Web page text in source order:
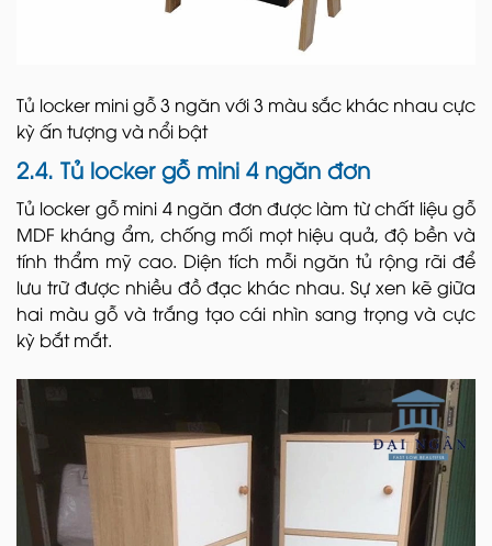
Tủ locker mini gỗ 3 ngăn với 3 màu sắc khác nhau cực
kỳ ấn tượng và nổi bật
2.4. Tủ locker gỗ mini 4 ngăn đơn
Tủ locker gỗ mini 4 ngăn đơn được làm từ chất liệu gỗ
MDF kháng ẩm, chống mối mọt hiệu quả, độ bền và
tính thẩm mỹ cao. Diện tích mỗi ngăn tủ rộng rãi để
lưu trữ được nhiều đồ đạc khác nhau. Sự xen kẽ giữa
hai màu gỗ và trắng tạo cái nhìn sang trọng và cực
kỳ bắt mắt.